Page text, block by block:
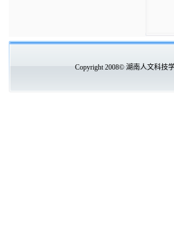
Copyright 2008© 湖南人文科技